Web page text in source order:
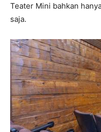
Teater Mini bahkan
saja.